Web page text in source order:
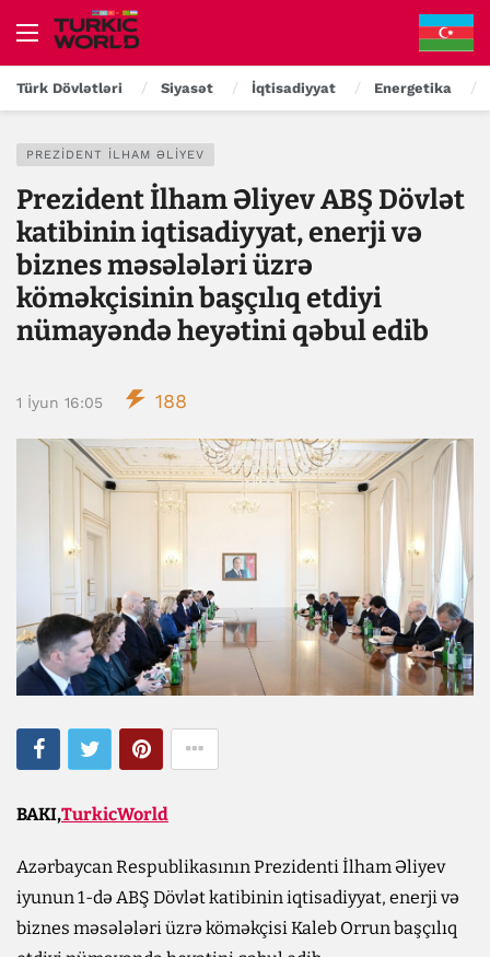
Türk Dövlətləri Siyasət İqtisadiyyat Energetika
PREZIDENT İLHAM ƏLIYEV
Prezident İlham Əliyev ABŞ Dövlət
katibinin iqtisadiyyat, enerji və
biznes məsələləri üzrə
köməkçisinin başçılıq etdiyi
nümayəndə heyətini qəbul edib
1 İyun 16:05 188
BAKI,TurkicWorld
Azərbaycan Respublikasının Prezidenti İlham Əliyev
iyunun 1-də ABŞ Dövlət katibinin iqtisadiyyat, enerji və
biznes məsələləri üzrə köməkçisi Kaleb Orrun başçılıq